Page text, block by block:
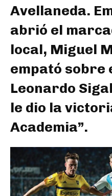
Avellaneda.
abrió el
local, Miguel
empató sobre
Leonardo
le dio la
Academia”.